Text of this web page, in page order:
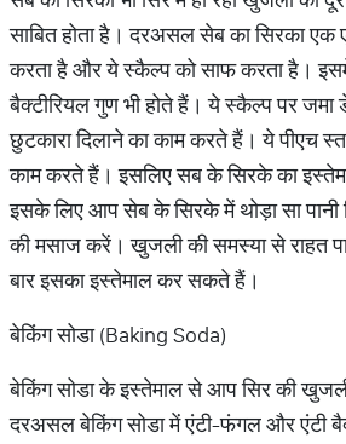
साबित होता है। दरअसल सेब का सिरका एक
करता है और ये स्कैल्प को साफ करता है।
बैक्टीरियल गुण भी होते हैं। ये स्कैल्प पर
छुटकारा दिलाने का काम करते हैं। ये पीएच
काम करते हैं। इसलिए सब के सिरके का
इसके लिए आप सेब के सिरके में थोड़ा सा
की मसाज करें। खुजली की समस्या से राहत
बार इसका इस्तेमाल कर सकते हैं।
बेकिंग सोडा (Baking Soda)
बेकिंग सोडा के इस्तेमाल से आप सिर की
दरअसल बेकिंग सोडा में एंटी-फंगल और एंटी